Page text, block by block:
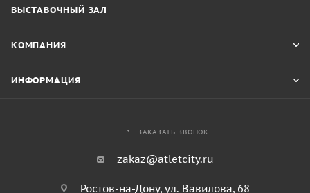
ВЫСТАВОЧНЫЙ ЗАЛ
КОМПАНИЯ
ИНФОРМАЦИЯ
ЗАКАЗАТЬ ЗВОНОК
zakaz@atletcity.ru
Ростов-на-Дону, ул. Вавилова, 68